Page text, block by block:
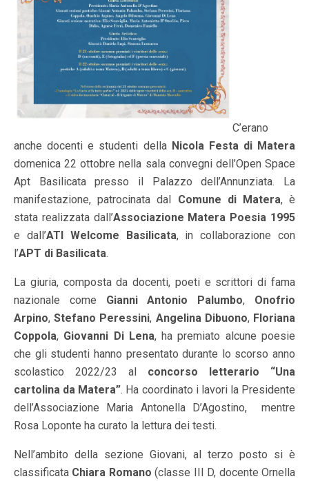
C’erano
anche docenti e studenti della Nicola Festa di Matera
domenica 22 ottobre nella sala convegni dell’Open Space
Apt Basilicata presso il Palazzo dell’Annunziata. La
manifestazione, patrocinata dal Comune di Matera, è
stata realizzata dall’Associazione Matera Poesia 1995
e dall’ATI Welcome Basilicata, in collaborazione con
l’APT di Basilicata.
La giuria, composta da docenti, poeti e scrittori di fama
nazionale come Gianni Antonio Palumbo, Onofrio
Arpino,Stefano Peressini, Angelina Dibuono, Floriana
Coppola, Giovanni Di Lena, ha premiato alcune poesie
che gli studenti hanno presentato durante lo scorso anno
scolastico 2022/23 al concorso letterario “Una
cartolina da Matera”. Ha coordinato i lavori la Presidente
dell’Associazione Maria Antonella D’Agostino, mentre
Rosa Loponte ha curato la lettura dei testi.
Nell’ambito della sezione Giovani, al terzo posto si è
classificata Chiara Romano (classe III D, docente Ornella